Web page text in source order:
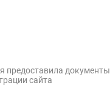
предоставила документы
сайта